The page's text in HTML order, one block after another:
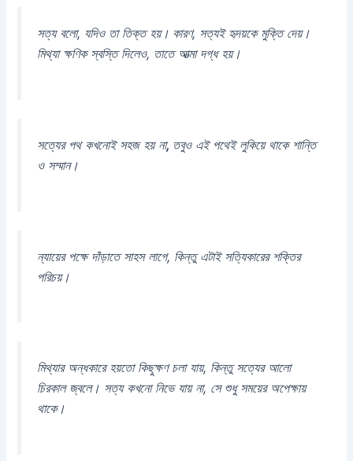
সত্য বলো, যদিও তা তিক্ত হয়। কারণ, সত্যই হৃদয়কে মুক্তি দেয়।
মিথ্যা ক্ষণিক স্বস্তি দিলেও, তাতে আত্মা দগ্ধ হয়।
সত্যের পথ কখনোই সহজ হয় না, তবুও এই পথেই লুকিয়ে থাকে শান্তি
ও সম্মান।
ন্যায়ের পক্ষে দাঁড়াতে সাহস লাগে, কিন্তু এটাই সত্যিকারের শক্তির
পরিচয়।
মিথ্যার অন্ধকারে হয়তো কিছুক্ষণ চলা যায়, কিন্তু সত্যের আলো
চিরকাল জ্বলে। সত্য কখনো নিভে যায় না, সে শুধু সময়ের অপেক্ষায়
থাকে।